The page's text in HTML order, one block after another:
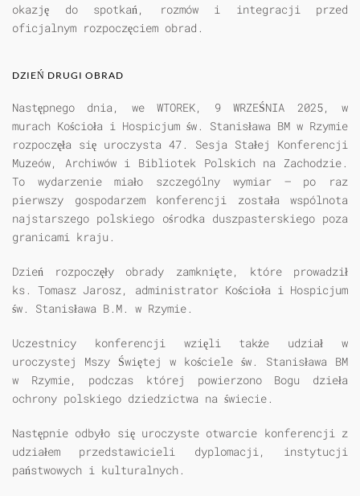
okazję do spotkań, rozmów i integracji przed
oficjalnym rozpoczęciem obrad.
DZIEŃ DRUGI OBRAD
Następnego dnia, weWTOREK, 9 WRZEŚNIA 2025,
w
murach Kościoła i Hospicjum św. Stanisława BM w Rzymie
rozpoczęła się uroczysta 47. Sesja Stałej Konferencji
Muzeów, Archiwów i Bibliotek Polskich na Zachodzie.
To wydarzenie miało szczególny wymiar – po raz
pierwszy gospodarzem konferencji została wspólnota
najstarszego polskiego ośrodka duszpasterskiego poza
granicami kraju.
Dzień rozpoczęły obrady zamknięte, które prowadził
ks. Tomasz Jarosz, administrator Kościoła i Hospicjum
św. Stanisława B.M. w Rzymie.
Uczestnicy konferencji wzięli także udział w
uroczystej Mszy Świętej w kościele św. Stanisława BM
w Rzymie, podczas której powierzono Bogu dzieła
ochrony polskiego dziedzictwa na świecie.
Następnie odbyło się uroczyste otwarcie konferencji z
udziałem przedstawicieli dyplomacji, instytucji
państwowych i kulturalnych.